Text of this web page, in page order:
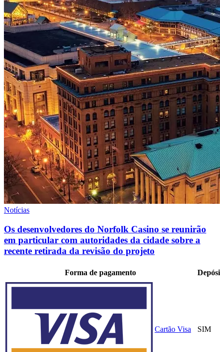
Notícias
Os desenvolvedores do Norfolk Casino se reunirão
em particular com autoridades da cidade sobre a
recente retirada da revisão do projeto
Forma de pagamento
Cartão Visa SIM